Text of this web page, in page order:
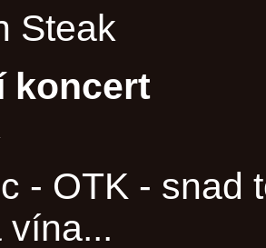
Steak
koncert
- OTK - snad
vína...